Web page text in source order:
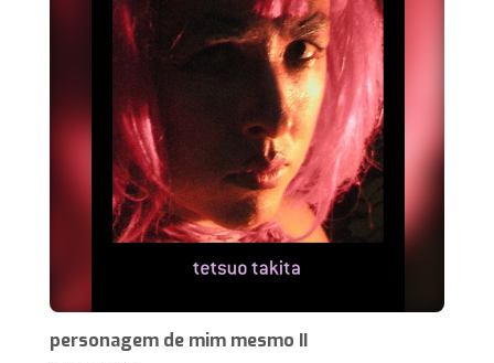
personagem de mim mesmo II